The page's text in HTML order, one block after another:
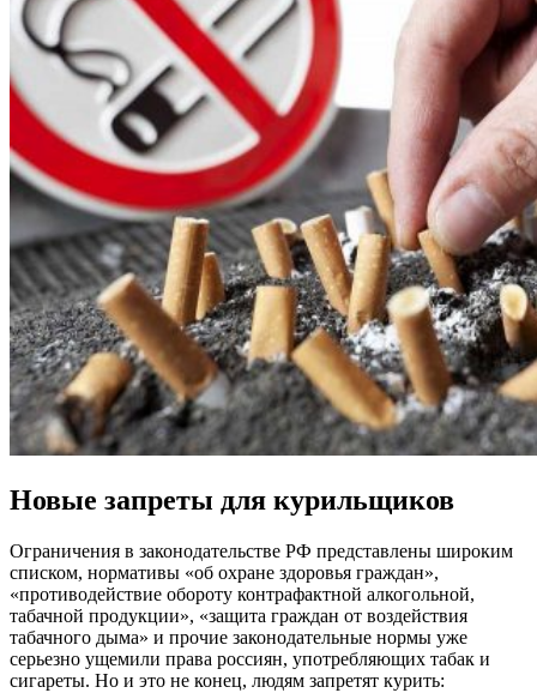
Новые запреты для курильщиков
Ограничения в законодательстве РФ представлены широким
списком, нормативы «об охране здоровья граждан»,
«противодействие обороту контрафактной алкогольной,
табачной продукции», «защита граждан от воздействия
табачного дыма» и прочие законодательные нормы уже
серьезно ущемили права россиян, употребляющих табак и
сигареты. Но и это не конец, людям запретят курить: